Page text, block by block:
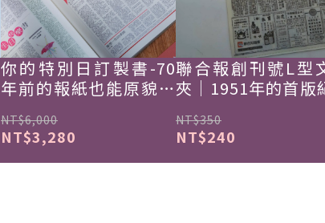
你的特別日訂製書-70
年前的報紙也能原貌重
NT$6,000
NT$3,280
聯合報創刊號L型
夾｜1951年的首版
NT$350
NT$240